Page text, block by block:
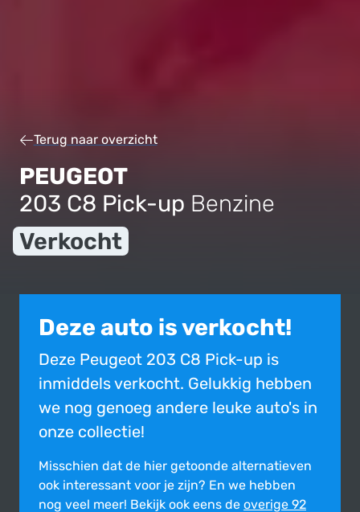
Terug naar overzicht
PEUGEOT
203 C8 Pick-up Benzine
Verkocht
Deze auto is verkocht!
Deze Peugeot 203 C8 Pick-up is
inmiddels verkocht. Gelukkig hebben
we nog genoeg andere leuke auto's in
onze collectie!
Misschien dat de hier getoonde alter­na­tie­ven
ook inte­res­sant voor je zijn? En we hebben
nog veel meer! Bekijk ook eens de overige 92